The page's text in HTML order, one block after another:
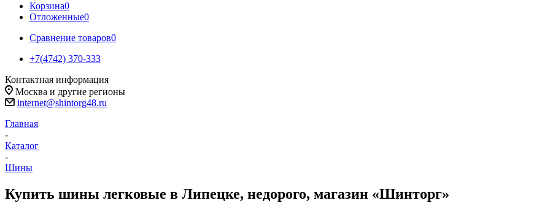
Корзина0
Отложенные0
Сравнение товаров0
+7(4742) 370-333
Контактная информация
Москва и другие регионы
internet@shintorg48.ru
Главная
-
Каталог
-
Шины
Купить шины легковые в Липецке, недорого, магазин «Шинторг»